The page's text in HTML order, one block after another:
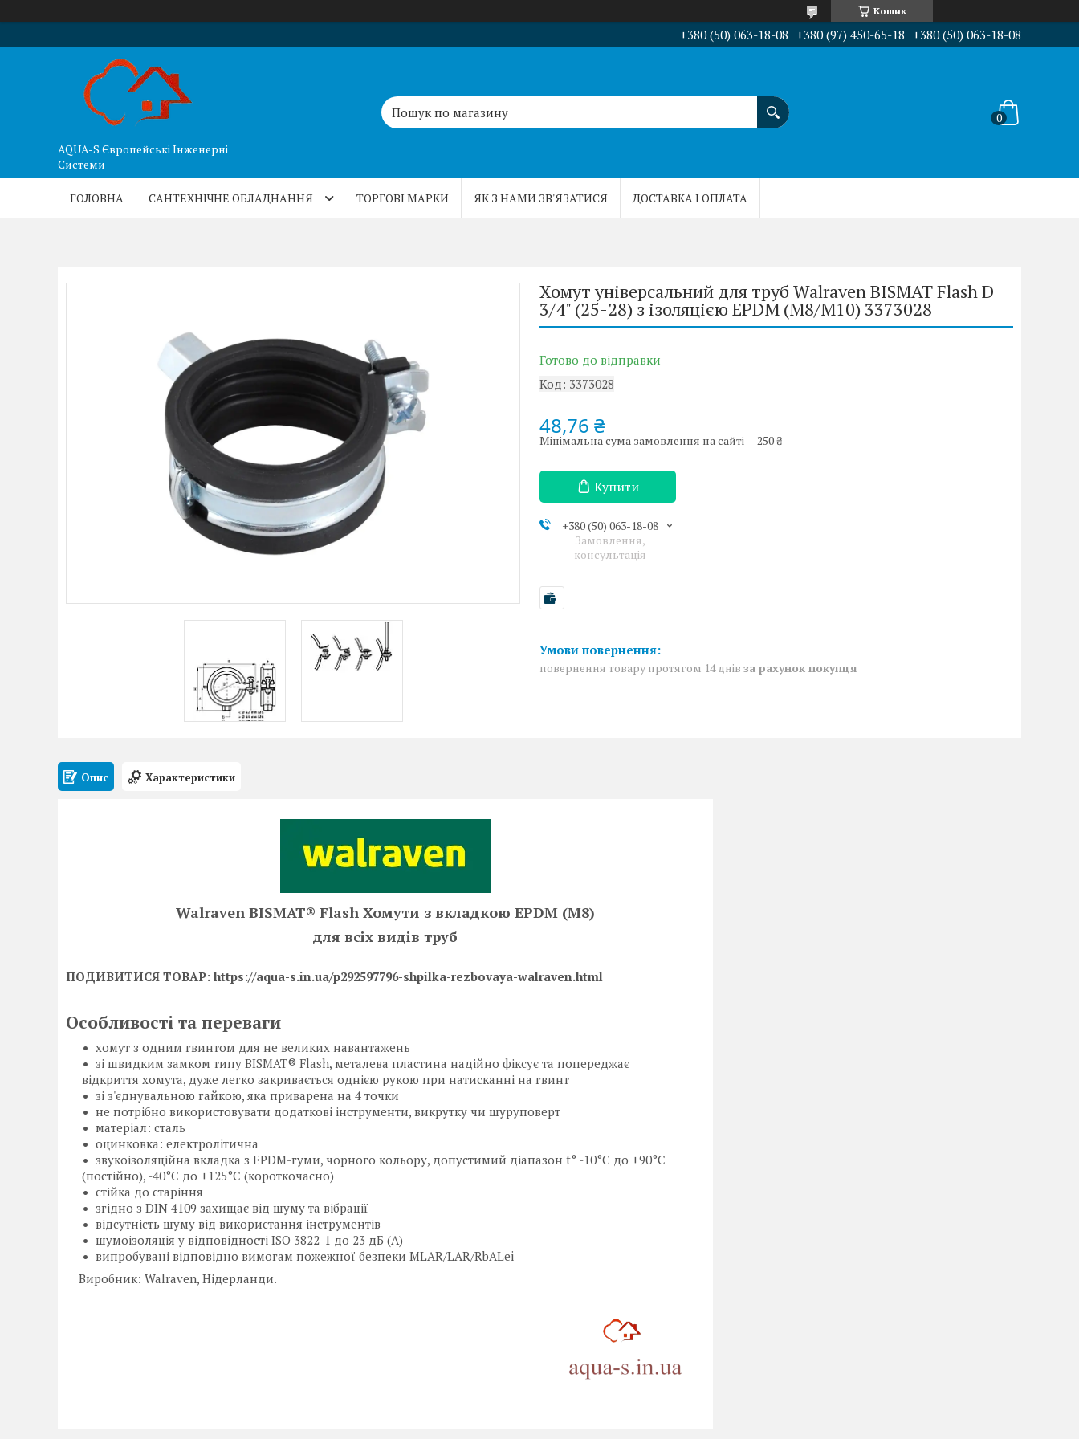
Кошик
+380 (50) 063-18-08 +380 (97) 450-65-18 +380 (50) 063-18-08
AQUA-S Європейські Інженерні
Системи
ГОЛОВНА САНТЕХНІЧНЕ ОБЛАДНАННЯ ТОРГОВІ МАРКИ ЯК З НАМИ ЗВ'ЯЗАТИСЯ ДОСТАВКА І ОПЛАТА
Хомут універсальний для труб Walraven BISMAT Flash D
3/4" (25-28) з ізоляцією EPDM (M8/M10) 3373028
Готово до відправки
Код: 3373028
48,76 ₴
Мінімальна сума замовлення на сайті — 250 ₴
Купити
+380 (50) 063-18-08
Замовлення,
консультація
повернення товару протягом 14 днів за рахунок покупця
Опис Характеристики
Walraven BISMAT® Flash Хомути з вкладкою EPDM (М8)
для всіх видів труб
ПОДИВИТИСЯ ТОВАР: https://aqua-s.in.ua/p292597796-shpilka-rezbovaya-walraven.html
Особливості та переваги
хомут з одним гвинтом для не великих навантажень
зі швидким замком типу BISMAT® Flash, металева пластина надійно фіксує та попереджає
відкриття хомута, дуже легко закривається однією рукою при натисканні на гвинт
зі з'єднувальною гайкою, яка приварена на 4 точки
не потрібно використовувати додаткові інструменти, викрутку чи шуруповерт
матеріал: сталь
оцинковка: електролітична
звукоізоляційна вкладка з EPDM-гуми, чорного кольору, допустимий діапазон t° -10°С до +90°С
(постійно), -40°С до +125°С (короткочасно)
стійка до старіння
згідно з DIN 4109 захищає від шуму та вібрації
відсутність шуму від використання інструментів
шумоізоляція у відповідності ISO 3822-1 до 23 дБ (A)
випробувані відповідно вимогам пожежної безпеки MLAR/LAR/RbALei
Виробник: Walraven, Нідерланди.